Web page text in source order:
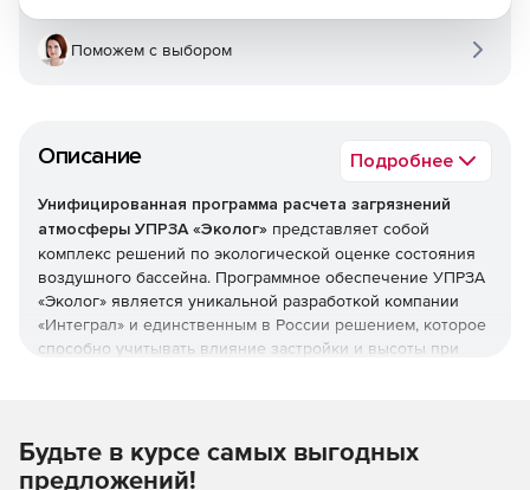
Описание Подробнее
Унифицированная программа расчета загрязнений
атмосферы УПРЗА «Эколог» представляет собой
комплекс решений по экологической оценке состояния
воздушного бассейна. Программное обеспечение УПРЗА
«Эколог» является уникальной разработкой компании
«Интеграл» и единственным в России решением, которое
способно учитывать влияние застройки и высоты при
УПРЗА «Эколог» вариант «Базовый»определяет
приземные концентрации загрязняющих веществ в
Поможем с выбором
Будьте в курсе самых выгодных
предложений!